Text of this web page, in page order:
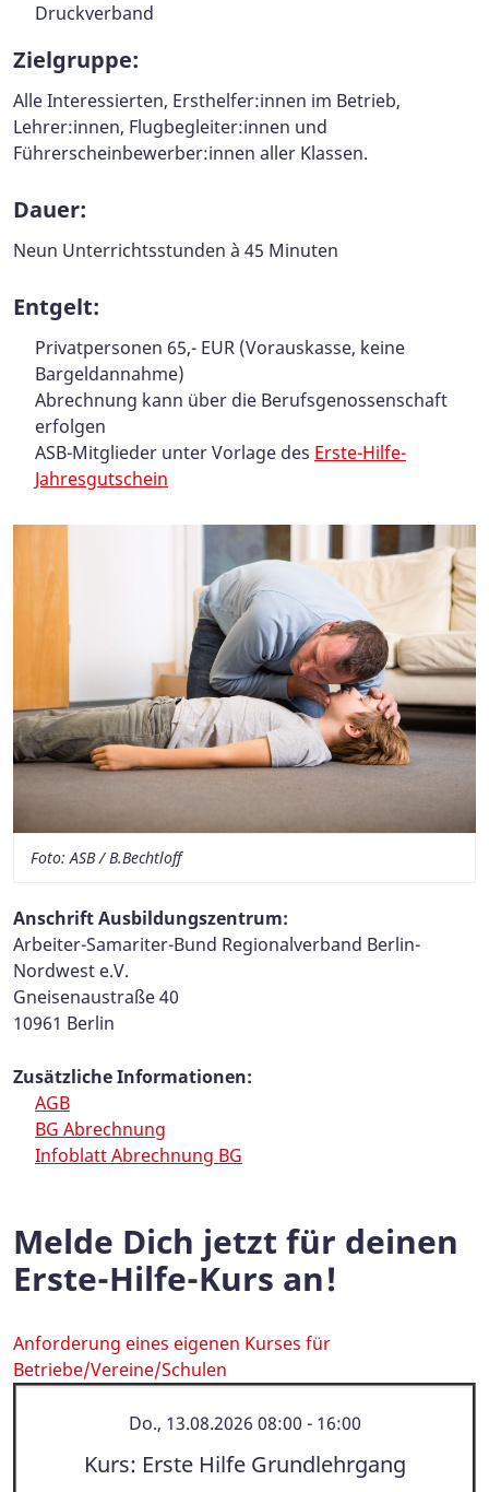
Druckverband
Zielgruppe:
Alle Interessierten, Ersthelfer:innen im Betrieb,
Lehrer:innen, Flugbegleiter:innen und
Führerscheinbewerber:innen aller Klassen.
Dauer:
Neun Unterrichtsstunden à 45 Minuten
Entgelt:
Privatpersonen 65,- EUR (Vorauskasse, keine
Bargeldannahme)
Abrechnung kann über die Berufsgenossenschaft
erfolgen
ASB-Mitglieder unter Vorlage des Erste-Hilfe-
Jahresgutschein
Foto: ASB / B.Bechtloff
Anschrift Ausbildungszentrum:
Arbeiter-Samariter-Bund Regionalverband Berlin-
Nordwest e.V.
Gneisenaustraße 40
10961 Berlin
Zusätzliche Informationen:
AGB
BG Abrechnung
Infoblatt Abrechnung BG
Melde Dich jetzt für deinen
Erste-Hilfe-Kurs an!
Anforderung eines eigenen Kurses für
Betriebe/Vereine/Schulen
Do., 13.08.2026 08:00 - 16:00
Kurs: Erste Hilfe Grundlehrgang